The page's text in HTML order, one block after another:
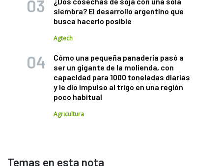
siembra? El desarrollo argentino que
busca hacerlo posible
Agtech
Cómo una pequeña panadería pasó a
ser un gigante de la molienda, con
capacidad para 1000 toneladas diarias
y le dio impulso al trigo en una región
poco habitual
Agricultura
Temas en esta nota